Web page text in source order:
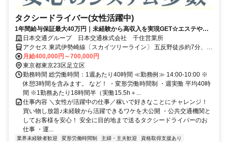
タクシードライバー(女性活躍中)
1年間給与保証最大40万円｜未経験から高収入を実現GET☆エステやフ
ェイシャルケア66%割引などあり
日本交通グループ 日本交通株式会社 千住営業所
アクセス 東武伊勢崎線〔スカイツリーライン〕 五反野徒歩約7分、東
武伊勢崎線〔スカイツリーライン〕 小菅徒歩約9分、ＪＲ常磐線 綾瀬
西口徒歩約15分 ※車・バイク・自転車通勤ＯＫ
月給400,000円～700,000円
東京都東京23区足立区
勤務時間 総労働時間：1週あたり40時間 ≪勤務例≫ 14:00-10:00 ※
休憩3時間を含みます。 など！ ・変形労働時間制 ・週実働 平均40時
間 ※1勤務あたり18時間半（実働15.5h＋...
仕事内容 ＼女性が活躍中の仕事／稼いで好きなことにチャレンジ！
買い物し放題♪未経験から活躍できるワケを大公開 ・公共交通機関と
してお客様を安心！ 安全に目的地まで送るタクシードライバーのお
仕事 ・運...
業界未経験者歓迎 変形労働時間制 主婦・主夫歓迎
資格取得支援あり